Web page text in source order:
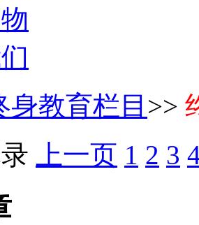
身教育栏目 >>
上一页 1 2 3